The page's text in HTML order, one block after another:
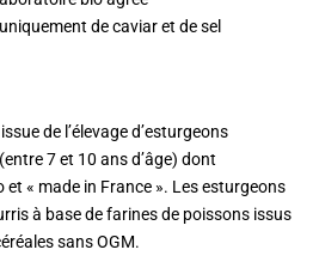
de caviar et de sel
de l’élevage d’esturgeons
7 et 10 ans d’âge) dont
et « made in France ». Les esturgeons
à base de farines de poissons issus
sans OGM.